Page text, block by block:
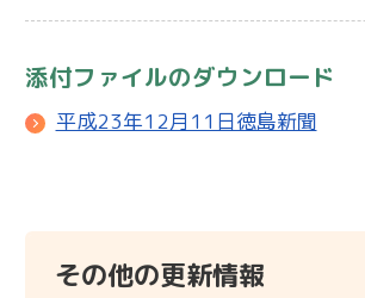
添付ファイルのダウンロード
平成23年12月11日徳島新聞
その他の更新情報